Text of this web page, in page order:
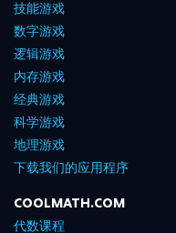
技能游戏
数字游戏
逻辑游戏
内存游戏
经典游戏
科学游戏
地理游戏
下载我们的应用程序
COOLMATH.COM
代数课程